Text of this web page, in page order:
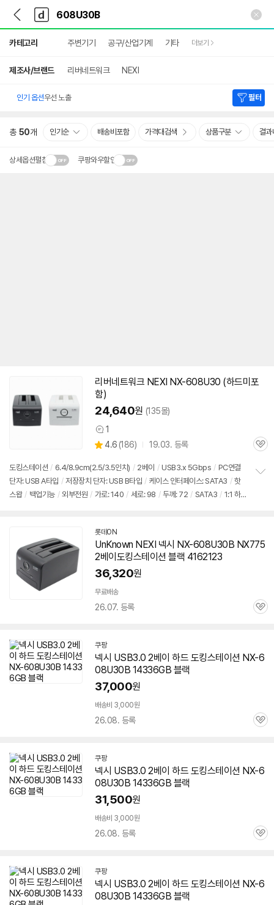
다
나
와
가
기
다
와
메
인
카테고리 주변기기 공구/산업기계 기타 더보기
제조사/브랜드 리버네트워크 NEXI
인기 옵션우선 노출 필터
총 50개 인기순 배송비포함 가격대검색 상품구분 결과
상세옵션펼침 쿠팡와우할인
리버네트워크 NEXI NX-608U30 (하드미포
함)
24,640원 (135몰)
상
품
견
1
별
점
4.6 (상
리
뷰
186) 19.03. 등록
관
도킹스테이션 / 6.4/8.9cm(2.5/3.5인치) / 2베이 / USB3.x 5Gbps / PC연결
단자: USB A타입 / 저장장치 단자: USB B타입 / 케이스 인터페이스: SATA3 / 핫
스왑 / 백업기능 / 외부전원 / 가로: 140 / 세로: 98 / 두께: 72 / SATA3 / 1:1 하
롯데ON
UnKnown NEXI 넥시 NX-608U30B NX775
2베이도킹스테이션 블랙 4162123
36,320원
무료배송
26.07. 등록
관
쿠팡
넥시 USB3.0 2베이 하드 도킹스테이션 NX-6
08U30B 14336GB 블랙
37,000원
배송비 3,000원
26.08. 등록
관
쿠팡
넥시 USB3.0 2베이 하드 도킹스테이션 NX-6
08U30B 14336GB 블랙
31,500원
배송비 3,000원
26.08. 등록
관
쿠팡
넥시 USB3.0 2베이 하드 도킹스테이션 NX-6
08U30B 14336GB 블랙
세부정보 열기/접기